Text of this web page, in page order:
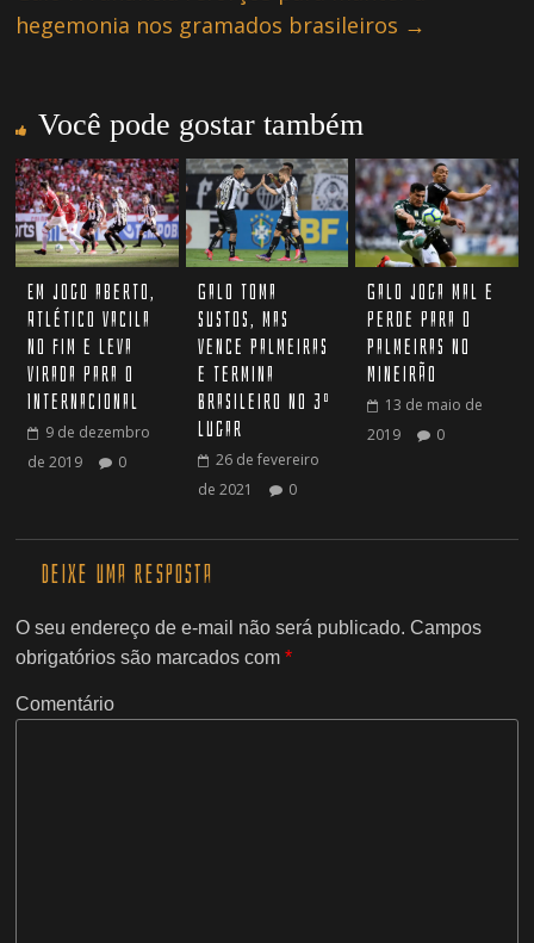
hegemonia nos gramados brasileiros →
Você pode gostar também
Em jogo aberto,
Atlético vacila
no fim e leva
virada para o
Internacional
9 de dezembro
de 2019
0
Galo toma
sustos, mas
vence Palmeiras
e termina
Brasileiro no 3º
lugar
26 de fevereiro
de 2021
0
Galo joga mal e
perde para o
Palmeiras no
Mineirão
13 de maio de
2019
0
Deixe uma resposta
O seu endereço de e-mail não será publicado. Campos
obrigatórios são marcados com*
Comentário